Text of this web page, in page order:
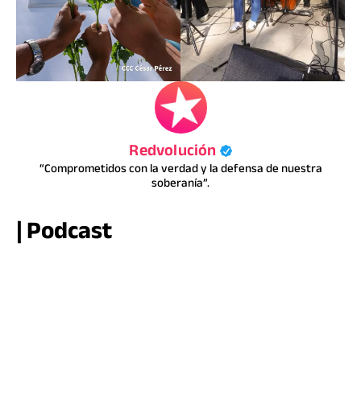
Redvolución
“Comprometidos con la verdad y la defensa de nuestra
soberanía”.
| Podcast